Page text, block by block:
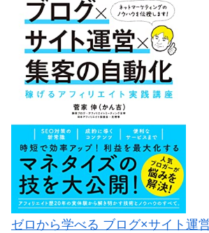
ゼロから学べる ブログ×サイト運